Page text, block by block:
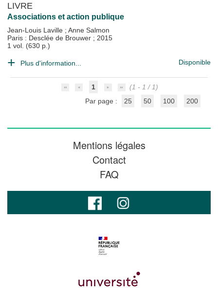
LIVRE
Associations et action publique
Jean-Louis Laville ; Anne Salmon
Paris : Desclée de Brouwer ; 2015
1 vol. (630 p.)
Plus d'information... Disponible
1
(1 - 1 / 1)
Par page :
25 50 100 200
Mentions légales
Contact
FAQ